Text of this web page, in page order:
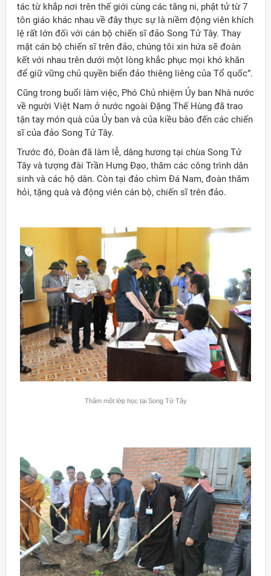
tác từ khắp nơi trên thế giới cùng các tăng ni, phật tử từ 7
tôn giáo khác nhau về đây thực sự là niềm động viên khích
lệ rất lớn đối với cán bộ chiến sĩ đảo Song Tử Tây. Thay
mặt cán bộ chiến sĩ trên đảo, chúng tôi xin hứa sẽ đoàn
kết với nhau trên dưới một lòng khắc phục mọi khó khăn
để giữ vững chủ quyền biển đảo thiêng liêng của Tổ quốc”.
Cũng trong buổi làm việc, Phó Chủ nhiệm Ủy ban Nhà nước
về người Việt Nam ở nước ngoài Đặng Thế Hùng đã trao
tận tay món quà của Ủy ban và của kiều bào đến các chiến
sĩ của đảo Song Tử Tây.
Trước đó, Đoàn đã làm lễ, dâng hương tại chùa Song Tử
Tây và tượng đài Trần Hưng Đạo, thăm các công trình dân
sinh và các hộ dân. Còn tại đảo chìm Đá Nam, đoàn thăm
hỏi, tặng quà và động viên cán bộ, chiến sĩ trên đảo.
Thăm một lớp học tại Song Tử Tây